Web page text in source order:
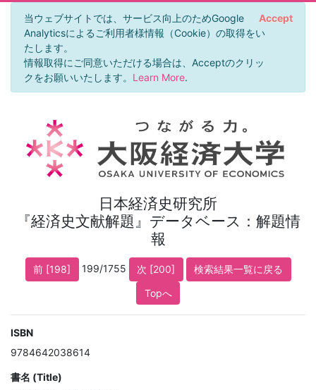
当ウェブサイトでは、サービス向上のためGoogle
Analyticsによるご利用者様情報（Cookie）の取得をい
たします。
情報取得にご同意いただける場合は、Acceptのクリッ
クをお願いいたします。 Learn More.
Accept
日本経済史研究所
『経済史文献解題』データベース：解題情
報
前 [198] 199/1755 次 [200]
検索結果一覧に戻る
Topへ
ISBN
9784642038614
書名 (Title)